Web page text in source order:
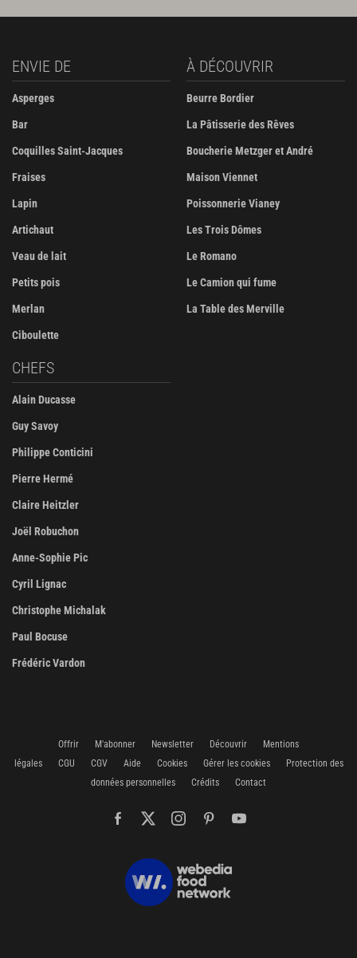
ENVIE DE
Asperges
Bar
Coquilles Saint-Jacques
Fraises
Lapin
Artichaut
Veau de lait
Petits pois
Merlan
Ciboulette
À DÉCOUVRIR
Beurre Bordier
La Pâtisserie des Rêves
Boucherie Metzger et André
Maison Viennet
Poissonnerie Vianey
Les Trois Dômes
Le Romano
Le Camion qui fume
La Table des Merville
CHEFS
Alain Ducasse
Guy Savoy
Philippe Conticini
Pierre Hermé
Claire Heitzler
Joël Robuchon
Anne-Sophie Pic
Cyril Lignac
Christophe Michalak
Paul Bocuse
Frédéric Vardon
Offrir M'abonner Newsletter Découvrir
Mentions
légales
CGU CGV Aide Cookies Gérer les cookies
Protection des
données personnelles
Crédits Contact